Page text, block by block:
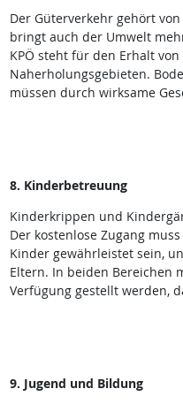
Der Güterverkehr gehört
bringt auch der Umwelt
KPÖ steht für den Erhalt
Naherholungsgebieten.
müssen durch wirksame
8. Kinderbetreuung
Kinderkrippen und
Der kostenlose Zugang
Kinder gewährleistet sein,
Eltern. In beiden Bereichen
Verfügung gestellt werden,
9. Jugend und Bildung